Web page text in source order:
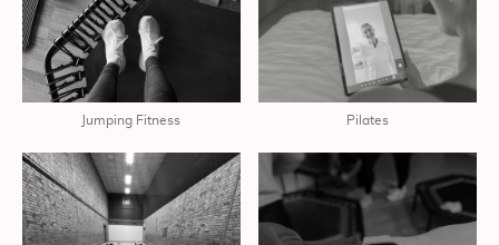
Jumping Fitness Pilates